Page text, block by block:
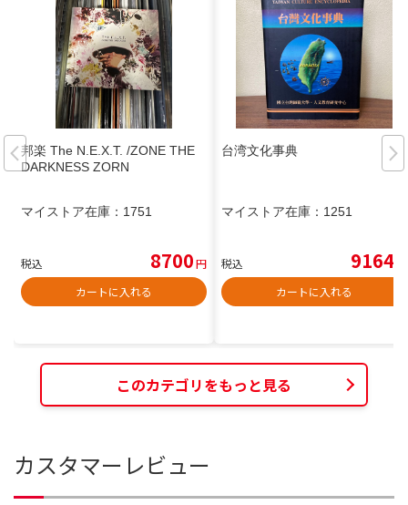
邦楽 The N.E.X.T. /ZONE THE
DARKNESS ZORN
マイストア在庫： 1751
税込 8700円
カートに入れる
台湾文化事典
マイストア在庫： 1251
税込 9164
カートに入れる
このカテゴリをもっと見る
カスタマーレビュー